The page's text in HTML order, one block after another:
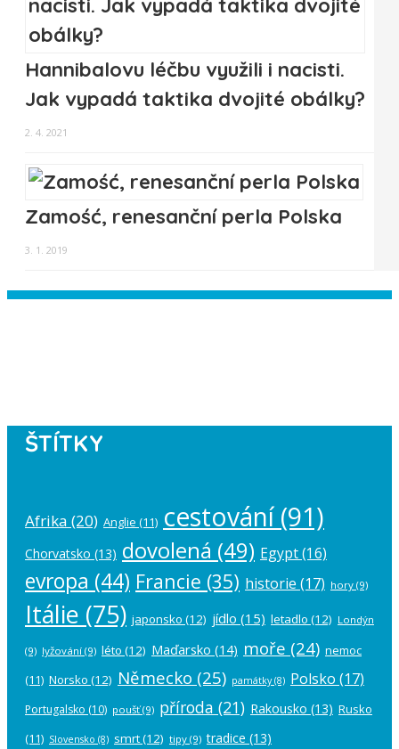
Hannibalovu léčbu využili i nacisti.
Jak vypadá taktika dvojité obálky?
2. 4. 2021
Zamość, renesanční perla Polska
3. 1. 2019
ŠTÍTKY
Afrika (20) Anglie (11) cestování(91)
Chorvatsko (13) dovolená (49) Egypt(16)
evropa (44) Francie (35) historie (17) hory (9)
Itálie (75) japonsko (12) jídlo (15) letadlo (12) Londýn
(9) lyžování (9) léto (12) Maďarsko (14) moře (24) nemoc
(11) Norsko (12) Německo (25) památky(8) Polsko (17)
Portugalsko (10) poušť(9) příroda (21) Rakousko (13) Rusko
(11) Slovensko (8) smrt(12) tipy (9) tradice (13)